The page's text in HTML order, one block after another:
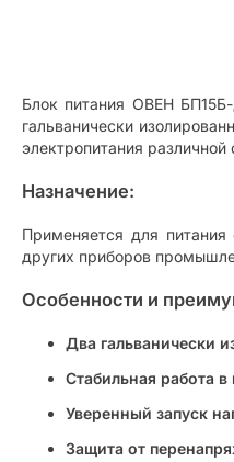
Блок питания ОВЕН
гальванически
электропитания различной
Назначение:
Применяется для
других приборов
Особенности и
Два гальванически
Стабильная работа
Уверенный запуск
Защита от